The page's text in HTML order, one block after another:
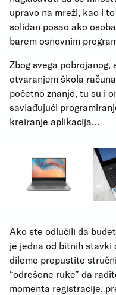
upravo na mreži, kao i
solidan posao ako
barem osnovnim
Zbog svega
otvaranjem škola
početno znanje, tu su i
savlađujući
kreiranje aplikacija…
Ako ste odlučili da
je jedna od bitnih stavki
dileme prepustite
“odrešene ruke” da
momenta registracije,